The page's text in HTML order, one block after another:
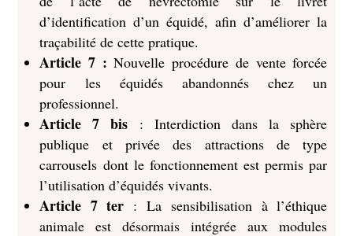
d’identification d’un équidé, afin d’améliorer la
traçabilité de cette pratique.
Article 7 :Nouvelle procédure de vente forcée
pour les équidés abandonnés chez un
professionnel.
Article 7 bis : Interdiction dans la sphère
publique et privée des attractions de type
carrousels dont le fonctionnement est permis par
l’utilisation d’équidés vivants.
Article 7 ter : La sensibilisation à l’éthique
animale est désormais intégrée aux modules